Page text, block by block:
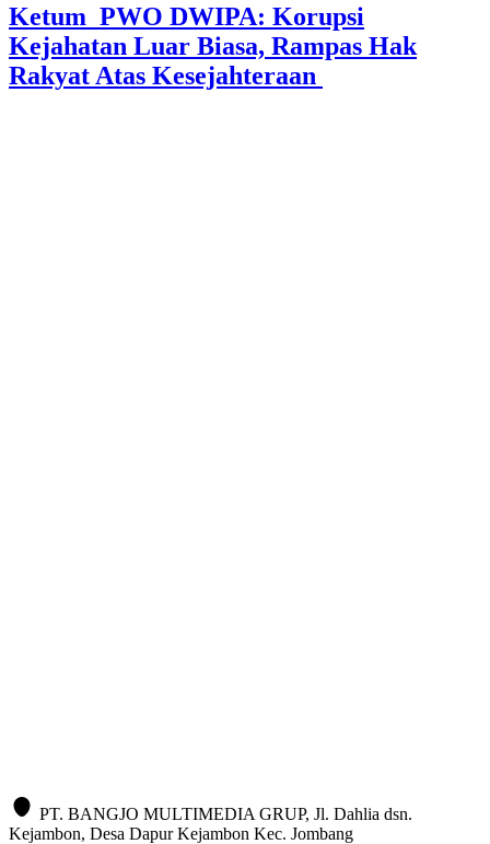
Ketum PWO DWIPA: Korupsi
Kejahatan Luar Biasa, Rampas Hak
Rakyat Atas Kesejahteraan
PT. BANGJO MULTIMEDIA GRUP, Jl. Dahlia dsn.
Kejambon, Desa Dapur Kejambon Kec. Jombang